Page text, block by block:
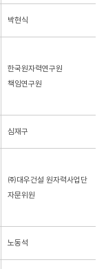
박현식
한국원자력연구원
책임연구원
심재구
㈜대우건설 원자력사업단
자문위원
노동석